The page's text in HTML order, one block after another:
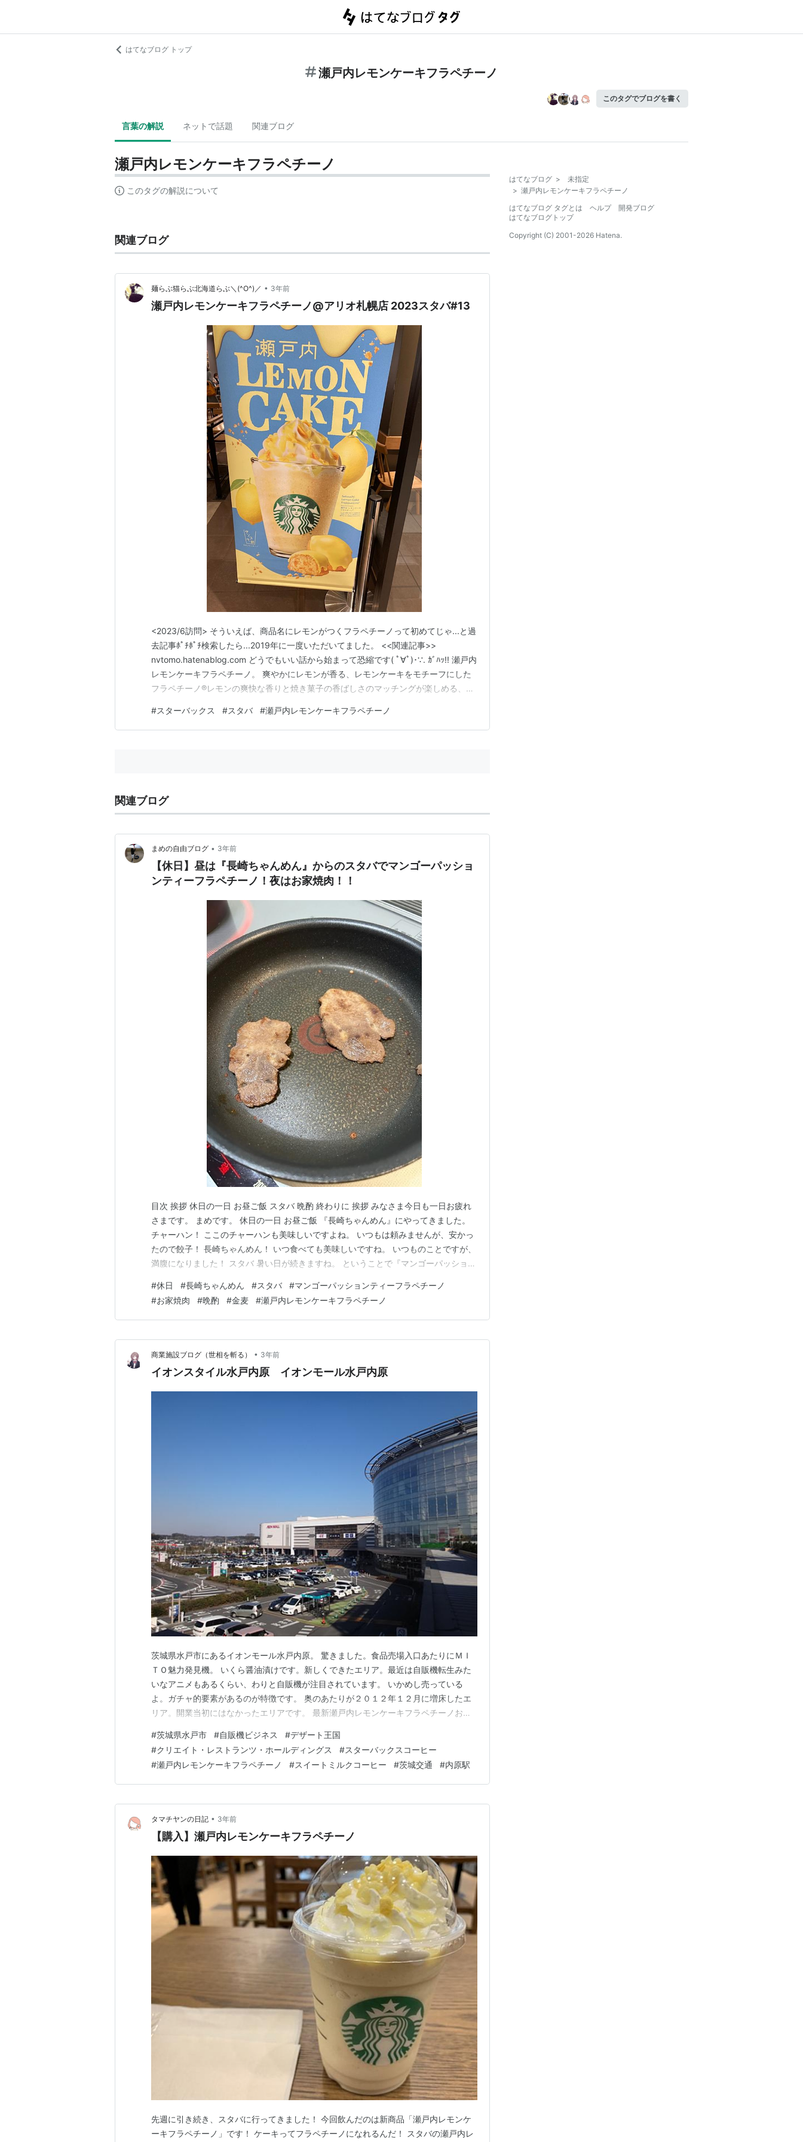
はてなブログ トップ
瀬戸内レモンケーキフラペチーノ
このタグでブログを書く
言葉の解説 ネットで話題 関連ブログ
瀬戸内レモンケーキフラペチーノ
このタグの解説について
関連ブログ
麺らぶ猫らぶ北海道らぶ＼(^O^)／ • 3年前
瀬戸内レモンケーキフラペチーノ@アリオ札幌店 2023スタバ#13
<2023/6訪問> そういえば、商品名にレモンがつくフラペチーノって初めてじゃ...と過
去記事ﾎﾟﾁﾎﾟﾁ検索したら...2019年に一度いただいてました。 <<関連記事>>
nvtomo.hatenablog.com どうでもいい話から始まって恐縮です( ﾟ∀ﾟ)･∵. ｶﾞﾊｯ!! 瀬戸内
レモンケーキフラペチーノ。 爽やかにレモンが香る、レモンケーキをモチーフにした
フラペチーノ®レモンの爽快な香りと焼き菓子の香ばしさのマッチングが楽しめる、こ
とブレンドし、ホイップクリームとレモンアイシングソースをトッピング、さ…
#スターバックス #スタバ #瀬戸内レモンケーキフラペチーノ
関連ブログ
まめの自由ブログ • 3年前
【休日】昼は『長崎ちゃんめん』からのスタバでマンゴーパッショ
ンティーフラペチーノ！夜はお家焼肉！！
目次 挨拶 休日の一日 お昼ご飯 スタバ 晩酌 終わりに 挨拶 みなさま今日も一日お疲れ
さまです。 まめです。 休日の一日 お昼ご飯 『長崎ちゃんめん』にやってきました。
チャーハン！ ここのチャーハンも美味しいですよね。 いつもは頼みませんが、安かっ
たので餃子！ 長崎ちゃんめん！ いつ食べても美味しいですね。 いつものことですが、
満腹になりました！ スタバ 暑い日が続きますね。 ということで『マンゴーパッション
すすめですね。 定番メニューしか頼まないのですが、気分で！ 季節のおすすめはトー
ルサイズしかないので、そ…
#休日 #長崎ちゃんめん #スタバ #マンゴーパッションティーフラペチーノ
#お家焼肉 #晩酌 #金麦 #瀬戸内レモンケーキフラペチーノ
商業施設ブログ（世相を斬る） • 3年前
イオンスタイル水戸内原 イオンモール水戸内原
茨城県水戸市にあるイオンモール水戸内原。 驚きました。食品売場入口あたりにＭＩ
ＴＯ魅力発見機。 いくら醤油漬けです。新しくできたエリア。最近は自販機転生みた
いなアニメもあるくらい、わりと自販機が注目されています。 いかめし売っている
よ。ガチャ的要素があるのが特徴です。 奥のあたりが２０１２年１２月に増床したエ
リア。開業当初にはなかったエリアです。 最新瀬戸内レモンケーキフラペチーノおす
とつの新商品だったメニューが今でも注文できます。 渋谷公園通りデザート王国。全
国的にあります。クリエイト・レストランツ・ホールディング…
#茨城県水戸市 #自販機ビジネス #デザート王国
#クリエイト・レストランツ・ホールディングス #スターバックスコーヒー
#瀬戸内レモンケーキフラペチーノ #スイートミルクコーヒー #茨城交通 #内原駅
タマチヤンの日記 • 3年前
【購入】瀬戸内レモンケーキフラペチーノ
先週に引き続き、スタバに行ってきました！ 今回飲んだのは新商品「瀬戸内レモンケ
ーキフラペチーノ」です！ ケーキってフラペチーノになれるんだ！ スタバの瀬戸内レ
はてなブログ >
未指定
> 瀬戸内レモンケーキフラペチーノ
はてなブログ タグとは
ヘルプ
開発ブログ
はてなブログトップ
Copyright (C) 2001-2026 Hatena.